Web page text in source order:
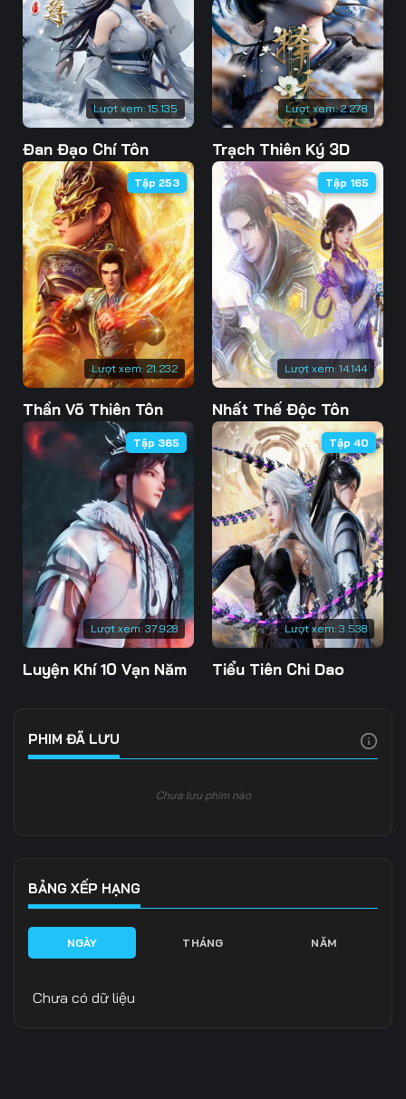
Lượt xem: 15.135
Đan Đạo Chí Tôn
Lượt xem:2.278
Trạch Thiên Ký 3D
Lượt xem: 21.232
Tập 253
Thần Võ Thiên Tôn
Lượt xem: 14.144
Tập 165
Nhất Thế Độc Tôn
Lượt xem: 37.928
Tập 365
Luyện Khí 10 Vạn Năm
Lượt xem: 3.538
Tập 40
Tiểu Tiên Chi Dao
PHIM ĐÃ LƯU
Chưa lưu phim nào
BẢNG XẾP HẠNG
NGÀY THÁNG NĂM
Chưa có dữ liệu